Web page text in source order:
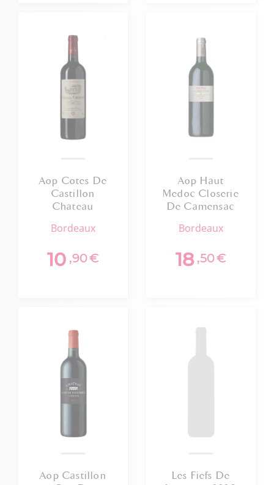
Aop Cotes De
Castillon
Chateau
bordeaux
10 ,90€
Aop Haut
Medoc Closerie
De Camensac
bordeaux
18 ,50€
Aop Castillon
Les Fiefs De